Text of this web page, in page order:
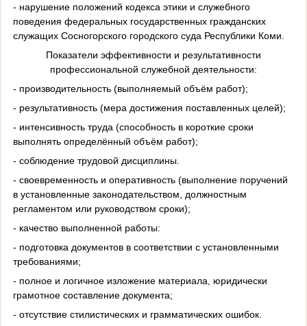
- нарушение положений кодекса этики и служебного
поведения федеральных государственных гражданских
служащих Сосногорского городского суда Республики Коми.
Показатели эффективности и результативности
профессиональной служебной деятельности:
- производительность (выполняемый объём работ);
- результативность (мера достижения поставленных целей);
- интенсивность труда (способность в короткие сроки
выполнять определённый объём работ);
- соблюдение трудовой дисциплины.
- своевременность и оперативность (выполнение поручений
в установленные законодательством, должностным
регламентом или руководством сроки);
- качество выполненной работы:
- подготовка документов в соответствии с установленными
требованиями;
- полное и логичное изложение материала, юридически
грамотное составление документа;
- отсутствие стилистических и грамматических ошибок.